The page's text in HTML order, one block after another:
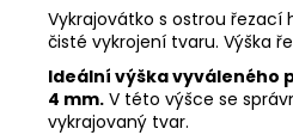
Vykrajovátko s ostrou řezací
čisté vykrojení tvaru. Výška
Ideální výška vyváleného
4 mm. V této výšce se
vykrajovaný tvar.